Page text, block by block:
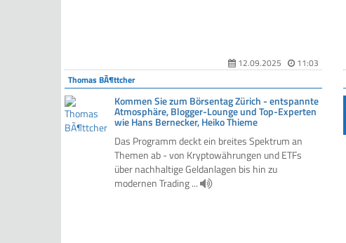
12.09.2025
11:03
Thomas BÃ¶ttcher
Kommen Sie zum Börsentag Zürich - entspannte
Atmosphäre, Blogger-Lounge und Top-Experten
wie Hans Bernecker, Heiko Thieme
Das Programm deckt ein breites Spektrum an
Themen ab - von Kryptowährungen und ETFs
über nachhaltige Geldanlagen bis hin zu
modernen Trading ...